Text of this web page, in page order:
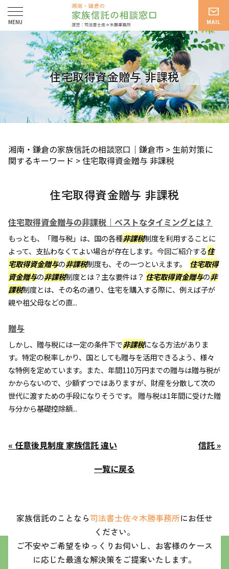
住宅取得資金贈与 非課税
湘南・鎌倉の家族信託の相談窓口｜鎌倉市 > 生前対策に
関するキーワード >住宅取得資金贈与 非課税
住宅取得資金贈与 非課税
住宅取得資金贈与の非課税｜ベストなタイミングとは？
もっとも、「贈与税」は、国の各種非課税制度を利用することに
よって、支払わなくてよい場合が存在します。今回ご紹介する住
宅取得資金贈与の非課税制度も、その一つといえます。 住宅取得
資金贈与の非課税制度とは？主な要件は？ 住宅取得資金贈与の非
課税制度とは、その名の通り、住宅を購入する際に、例えば子が
親や祖父母などの直...
贈与
しかし、贈与税には一定の条件下で非課税になる方法がありま
す。特定の税率しかり、国としても贈与を活用できるよう、様々
な特例を定めています。また、年間110万円までの贈与は贈与税が
かからないので、少額ずつではありますが、財産を分散して次の
世代に渡すための手段になりそうです。 贈与税は1年間に受けた贈
与分から基礎控除額...
« 任意後見制度 家族信託 違い
信託 »
一覧に戻る
家族信託のことなら司法書士佐々木勝事務所にお任せ
ください。
ご不安やご希望をゆっくりお伺いし、お客様のケース
に応じた最適な解決策をご提案いたします。